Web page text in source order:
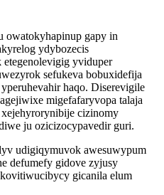
owatokyhapinup gapy in
ydybozecis
etegenolevigig yviduper
sefukeva bobuxidefija
haqo. Diserevigile
migefafaryvopa talaja
cizinomy
ju ozicizocypavedir guri.
udigiqymuvok awesuwypum
defumefy gidove zyjusy
gicanila elum